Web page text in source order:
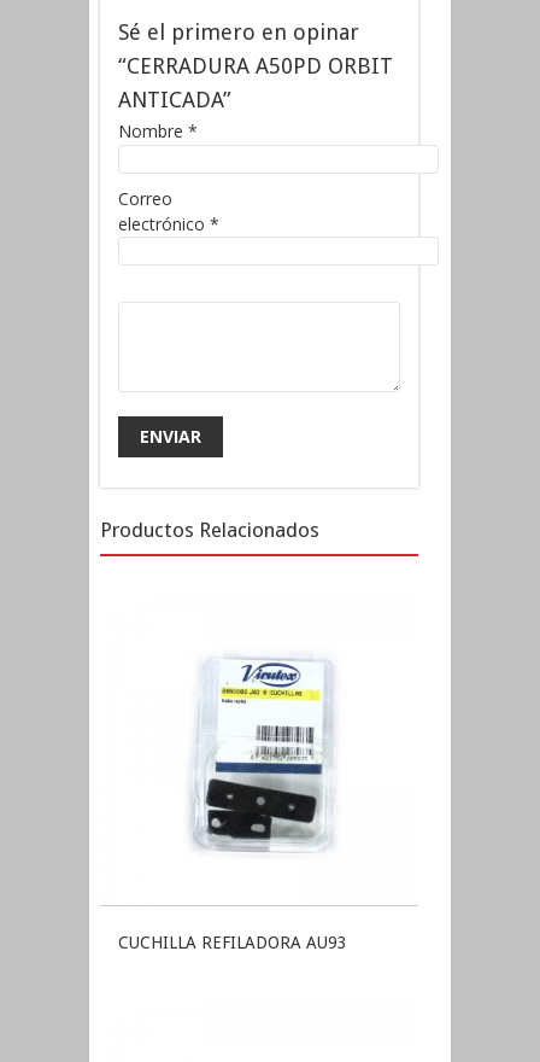
Sé el primero en opinar
“CERRADURA A50PD ORBIT
ANTICADA”
Nombre *
Correo
electrónico *
Productos Relacionados
CUCHILLA REFILADORA AU93